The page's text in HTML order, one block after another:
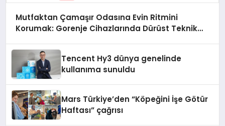
Mutfaktan Çamaşır Odasına Evin Ritmini
Korumak: Gorenje Cihazlarında Dürüst Teknik
Tencent Hy3 dünya genelinde
kullanıma sunuldu
Mars Türkiye’den “Köpeğini İşe Götür
Haftası” çağrısı